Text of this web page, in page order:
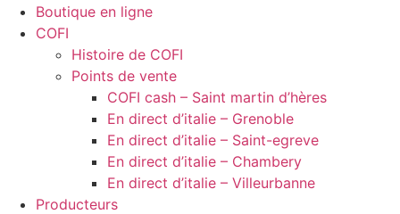
Boutique en ligne
COFI
Histoire de COFI
Points de vente
COFI cash – Saint martin d’hères
En direct d’italie – Grenoble
En direct d’italie – Saint-egreve
En direct d’italie – Chambery
En direct d’italie – Villeurbanne
Producteurs